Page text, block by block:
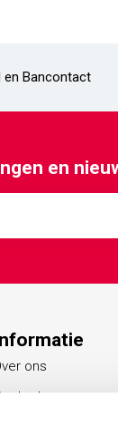
en Bancontact
en
ons